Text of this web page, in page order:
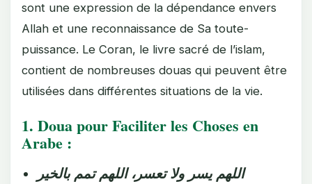
sont une expression de la dépendance envers
Allah et une reconnaissance de Sa toute-
puissance. Le Coran, le livre sacré de l’islam,
contient de nombreuses douas qui peuvent être
utilisées dans différentes situations de la vie.
1. Doua pour Faciliter les Choses en
Arabe :
اللهم يسر ولا تعسر، اللهم تمم بالخير